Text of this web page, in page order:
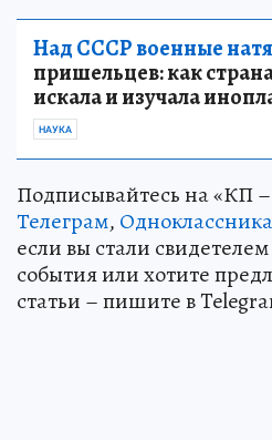
Над СССР военные
пришельцев: как
искала и изучала
НАУКА
Подписывайтесь на «КП
Телеграм,
если вы стали
события или хотите
статьи – пишите в